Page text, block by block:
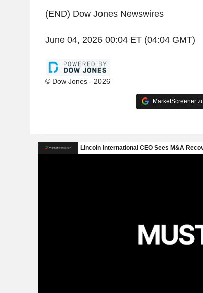
(END) Dow Jones Newswires
June 04, 2026 00:04 ET (04:04 GMT)
© Dow Jones - 2026
MarketScreener